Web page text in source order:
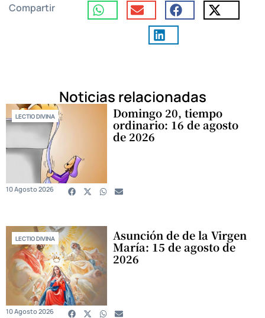
Compartir
Noticias relacionadas
LECTIO DIVINA Domingo 20, tiempo
ordinario: 16 de agosto
de 2026
10 Agosto 2026
LECTIO DIVINA Asunción de de la Virgen
María: 15 de agosto de
2026
10 Agosto 2026